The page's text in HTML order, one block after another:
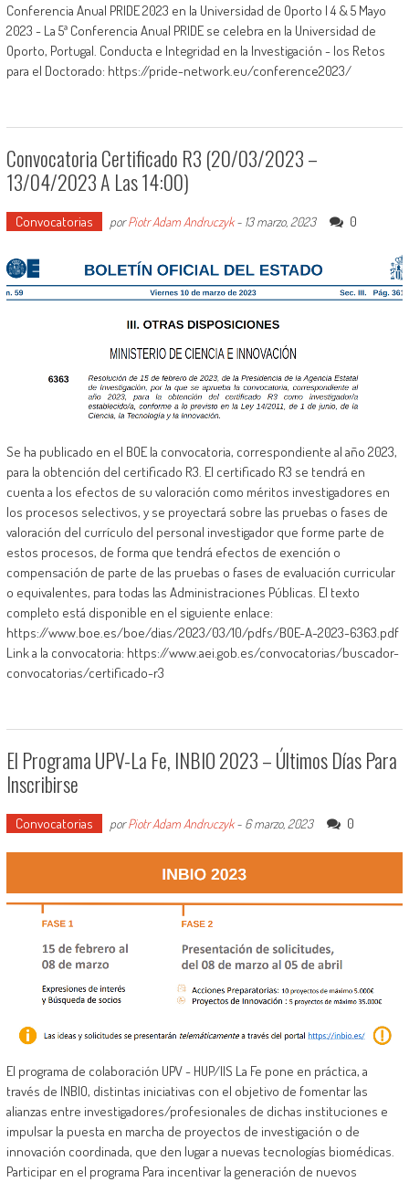
Conferencia Anual PRIDE 2023 en la Universidad de Oporto | 4 & 5 Mayo
2023 - La 5ª Conferencia Anual PRIDE se celebra en la Universidad de
Oporto, Portugal. Conducta e Integridad en la Investigación - los Retos
para el Doctorado: https://pride-network.eu/conference2023/
Convocatoria Certificado R3 (20/03/2023 –
13/04/2023 A Las 14:00)
Convocatorias porPiotr Adam Andruczyk- 13 marzo, 2023 0
Se ha publicado en el BOE la convocatoria, correspondiente al año 2023,
para la obtención del certificado R3. El certificado R3 se tendrá en
cuenta a los efectos de su valoración como méritos investigadores en
los procesos selectivos, y se proyectará sobre las pruebas o fases de
valoración del currículo del personal investigador que forme parte de
estos procesos, de forma que tendrá efectos de exención o
compensación de parte de las pruebas o fases de evaluación curricular
o equivalentes, para todas las Administraciones Públicas. El texto
completo está disponible en el siguiente enlace:
https://www.boe.es/boe/dias/2023/03/10/pdfs/BOE-A-2023-6363.pdf
Link a la convocatoria: https://www.aei.gob.es/convocatorias/buscador-
convocatorias/certificado-r3
El Programa UPV-La Fe, INBIO 2023 – Últimos Días Para
Inscribirse
Convocatorias porPiotr Adam Andruczyk- 6 marzo, 2023 0
El programa de colaboración UPV - HUP/IIS La Fe pone en práctica, a
través de INBIO, distintas iniciativas con el objetivo de fomentar las
alianzas entre investigadores/profesionales de dichas instituciones e
impulsar la puesta en marcha de proyectos de investigación o de
innovación coordinada, que den lugar a nuevas tecnologías biomédicas.
Participar en el programa Para incentivar la generación de nuevos